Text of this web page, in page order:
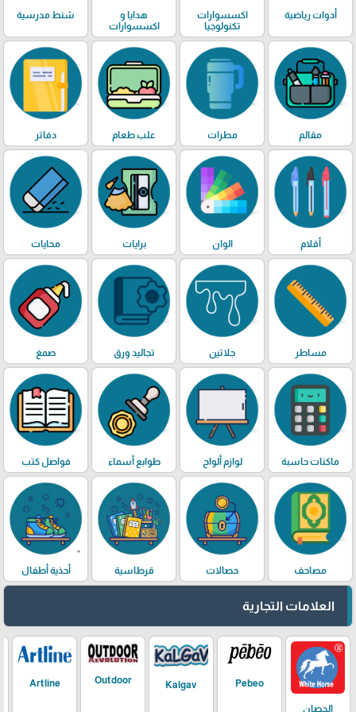
أدوات رياضية
اكسسوارات
تكنولوجيا
هدايا و
اكسسوارات
شنط مدرسية
مقالم مطرات علب طعام دفاتر
أقلام الوان برايات محايات
مساطر جلاتين تجاليد ورق صمغ
ماكنات حاسبة لوازم ألواح طوابع أسماء فواصل كتب
مصاحف حصالات قرطاسية أحذية أطفال
العلامات التجارية
الحصان
Pebeo
Kalgav
Outdoor
Artline